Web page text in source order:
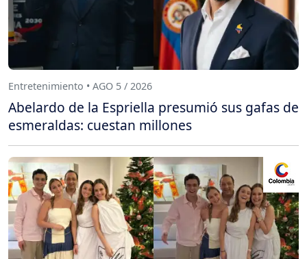
Entretenimiento • AGO 5 / 2026
Abelardo de la Espriella presumió sus gafas de
esmeraldas: cuestan millones